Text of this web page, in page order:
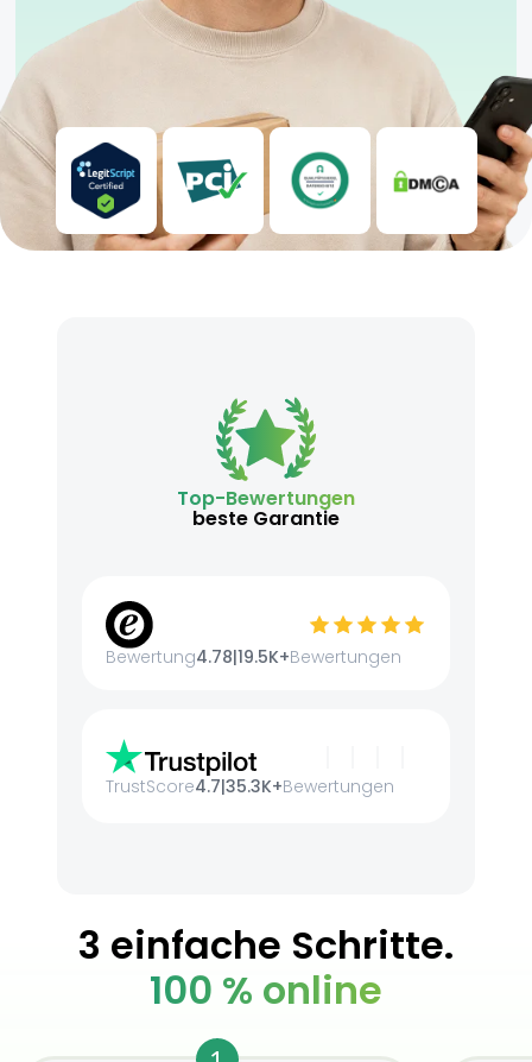
Top-Bewertungen
beste Garantie
Bewertung4.78|19.5K+Bewertungen
TrustScore4.7|35.3K+Bewertungen
3 einfache Schritte.
100 % online